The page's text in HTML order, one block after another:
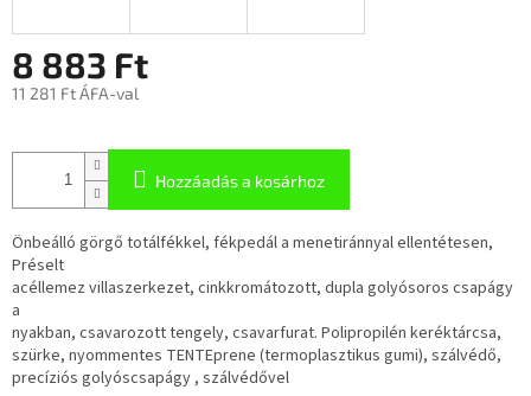
8 883 Ft
11 281 Ft ÁFA-val
Hozzáadás a kosárhoz
Önbeálló görgő totálfékkel, fékpedál a menetiránnyal ellentétesen,
Préselt
acéllemez villaszerkezet, cinkkromátozott, dupla golyósoros csapágy
a
nyakban, csavarozott tengely, csavarfurat. Polipropilén keréktárcsa,
szürke, nyommentes TENTEprene (termoplasztikus gumi), szálvédő,
precíziós golyóscsapágy , szálvédővel